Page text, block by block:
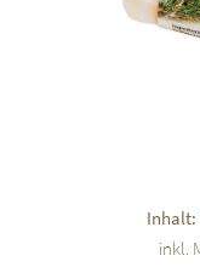
Inhalt:
inkl.